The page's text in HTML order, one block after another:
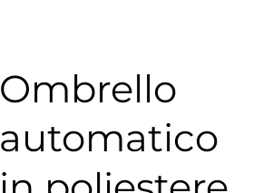
Ombrello
automatico